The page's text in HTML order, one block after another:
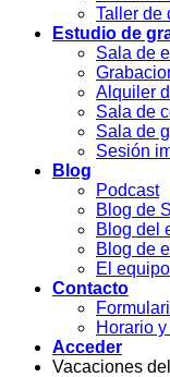
Taller de
Estudio de
Sala de
Alquiler
Sala de
Sala de
Sesión
Blog
Podcast
Blog de
Blog del
Blog de
El equipo
Contacto
Horario
Acceder
Vacaciones